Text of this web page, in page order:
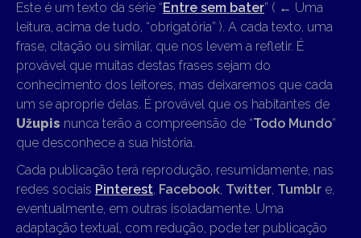
Este é um texto da série “Entre sem bater” ( ← Uma
leitura, acima de tudo, “obrigatória” ). A cada texto, uma
frase, citação ou similar, que nos levem a refletir. É
provável que muitas destas frases sejam do
conhecimento dos leitores, mas deixaremos que cada
um se aproprie delas. É provável que os habitantes de
Užupis nunca terão a compreensão de “Todo Mundo”
que desconhece a sua história.
Cada publicação terá reprodução, resumidamente, nas
redes sociais Pinterest Facebook Twitter Tumblr e,
eventualmente, em outras isoladamente. Uma
adaptação textual, com redução, pode ter publicação